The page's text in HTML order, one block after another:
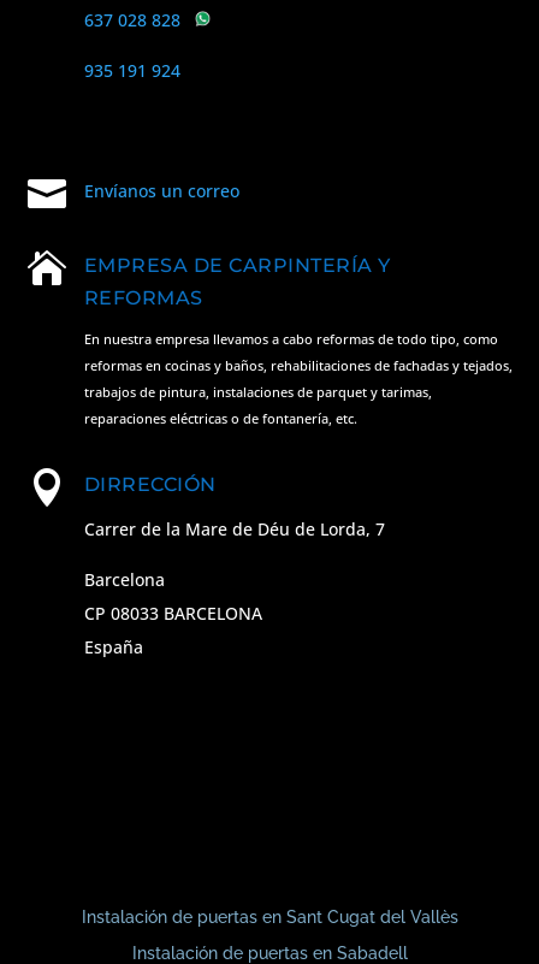
637 028 828
935 191 924
 Envíanos un correo

EMPRESA DE CARPINTERÍA Y
REFORMAS
En nuestra empresa llevamos a cabo reformas de todo tipo, como
reformas en cocinas y baños, rehabilitaciones de fachadas y tejados,
trabajos de pintura, instalaciones de parquet y tarimas,
reparaciones eléctricas o de fontanería, etc.

DIRRECCIÓN
Carrer de la Mare de Déu de Lorda, 7
Barcelona
CP 08033 BARCELONA
España
Instalación de puertas en Sant Cugat del Vallès
Instalación de puertas en Sabadell